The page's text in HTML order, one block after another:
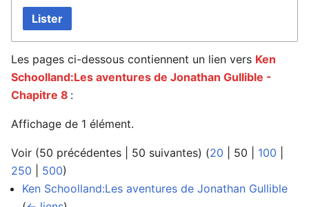
Lister
Les pages ci-dessous contiennent un lien vers Ken
Schoolland:Les aventures de Jonathan Gullible -
Chapitre 8 :
Affichage de 1 élément.
Voir (50 précédentes 50 suivantes) (20 50 100
250
500)
Ken Schoolland:Les aventures de Jonathan Gullible